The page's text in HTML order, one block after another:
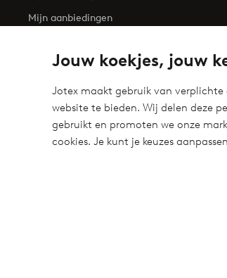
Jouw koekjes, jouw
Jotex maakt gebruik van verplichte
website te bieden. Wij delen deze
gebruikt en promoten we onze
cookies. Je kunt je keuzes
Mijn aanbiedingen
Mijn retouren
Meet our friend Ellos